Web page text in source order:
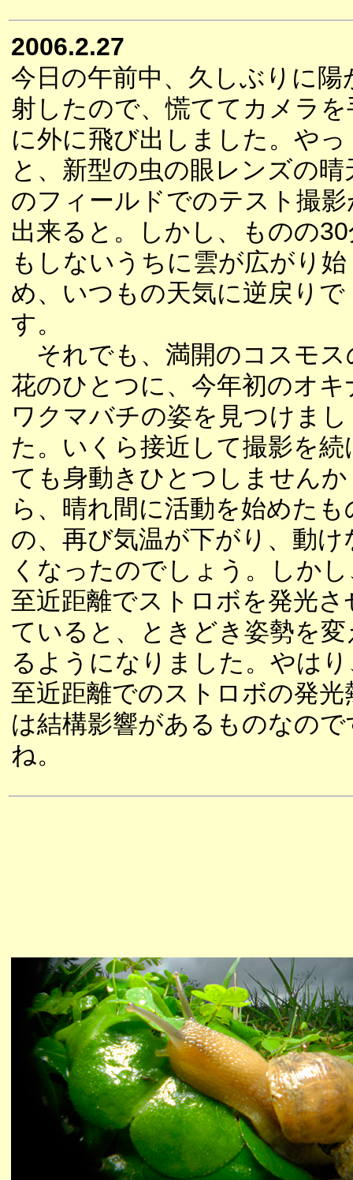
2006.2.27
今日の午前中、久しぶりに陽
射したので、慌ててカメラを
に外に飛び出しました。やっ
と、新型の虫の眼レンズの晴
のフィールドでのテスト撮影
出来ると。しかし、ものの
もしないうちに雲が広がり始
め、いつもの天気に逆戻りで
す。
それでも、満開のコスモス
花のひとつに、今年初のオキ
ワクマバチの姿を見つけまし
た。いくら接近して撮影を続
ても身動きひとつしませんか
ら、晴れ間に活動を始めたも
の、再び気温が下がり、動け
くなったのでしょう。しか
至近距離でストロボを発光さ
ていると、ときどき姿勢を変
るようになりました。やは
至近距離でのストロボの発光
は結構影響があるものなので
ね。